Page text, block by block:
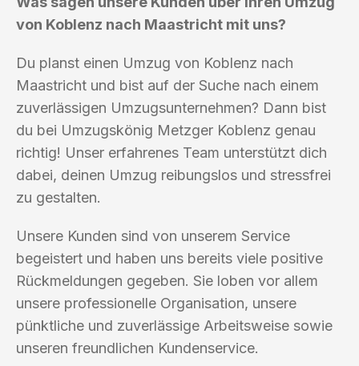
von Koblenz nach Maastricht mit uns?
Du planst einen Umzug von Koblenz nach
Maastricht und bist auf der Suche nach einem
zuverlässigen Umzugsunternehmen? Dann bist
du bei Umzugskönig Metzger Koblenz genau
richtig! Unser erfahrenes Team unterstützt dich
dabei, deinen Umzug reibungslos und stressfrei
zu gestalten.
Unsere Kunden sind von unserem Service
begeistert und haben uns bereits viele positive
Rückmeldungen gegeben. Sie loben vor allem
unsere professionelle Organisation, unsere
pünktliche und zuverlässige Arbeitsweise sowie
unseren freundlichen Kundenservice.